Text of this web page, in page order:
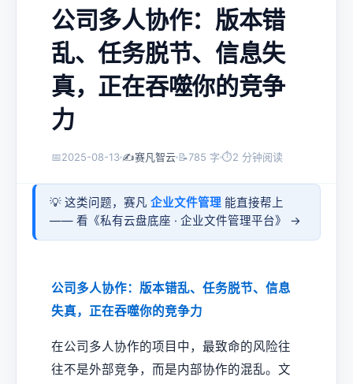
公司多人协作：版本错
乱、任务脱节、信息失
真，正在吞噬你的竞争
力
📅2025-08-13 ✍️赛凡智云 📝785 字 ⏱2 分钟阅读
💡 这类问题，赛凡 企业文件管理 能直接帮上
—— 看《私有云盘底座 · 企业文件管理平台》 →
公司多人协作：版本错乱、任务脱节、信息
失真，正在吞噬你的竞争力
在公司多人协作的项目中，最致命的风险往
往不是外部竞争，而是内部协作的混乱。文